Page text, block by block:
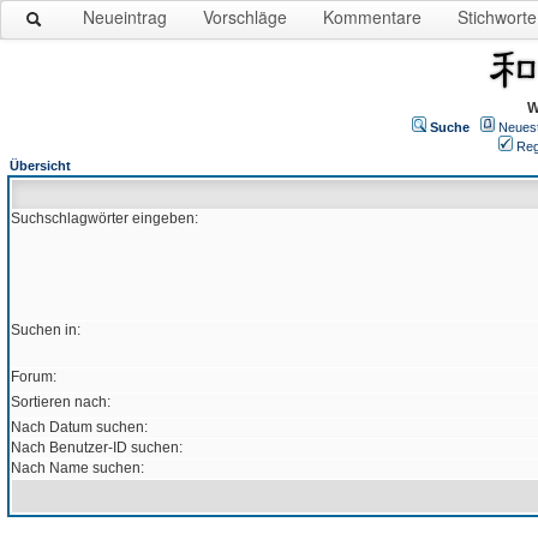
Neueintrag Vorschläge Kommentare Stichworte
Suche
Übersicht
Suchschlagwörter eingeben:
Suchen in:
Forum:
Sortieren nach:
Nach Datum suchen:
Nach Benutzer-ID suchen:
Nach Name suchen: